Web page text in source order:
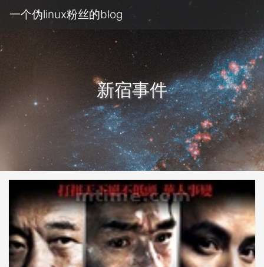
一个伪linux粉丝的blog
新宿事件